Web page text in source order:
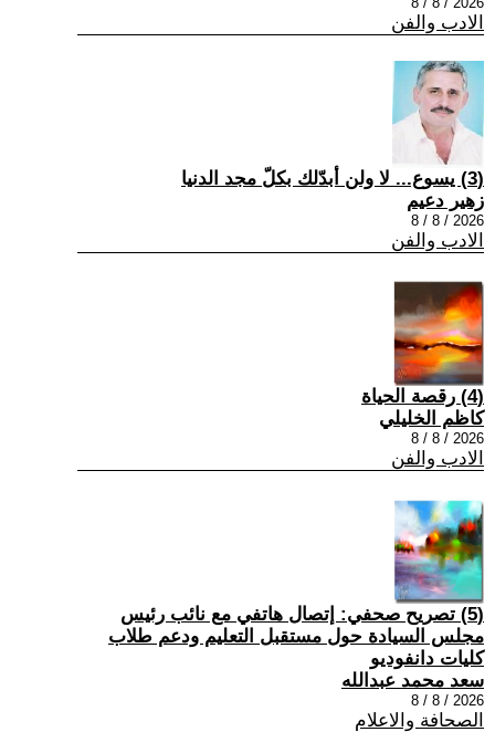
الادب والفن
(3) يسوع... لا ولن أبدّلك بكلّ مجد الدنيا
زهير دعيم
2026 / 8 / 8
الادب والفن
(4) رقصة الحياة
كاظم الخليلي
2026 / 8 / 8
الادب والفن
(5) تصريح صحفي: إتصال هاتفي مع نائب رئيس
مجلس السيادة حول مستقبل التعليم ودعم طلاب
كليات دانفوديو
سعد محمد عبدالله
2026 / 8 / 8
الصحافة والاعلام